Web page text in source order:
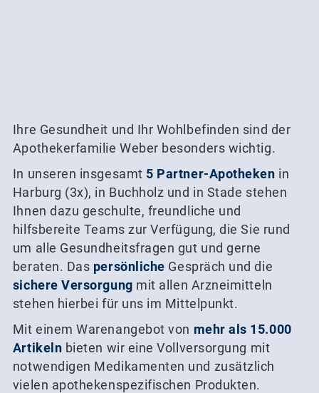
Ihre Gesundheit und Ihr Wohlbefinden sind der
Apothekerfamilie Weber besonders wichtig.
In unseren insgesamt 5 Partner-Apotheken in
Harburg (3x), in Buchholz und in Stade stehen
Ihnen dazu geschulte, freundliche und
hilfsbereite Teams zur Verfügung, die Sie rund
um alle Gesundheitsfragen gut und gerne
beraten. Das persönliche Gespräch und die
sichere Versorgung mit allen Arzneimitteln
stehen hierbei für uns im Mittelpunkt.
Mit einem Warenangebot von mehr als 15.000
Artikeln bieten wir eine Vollversorgung mit
notwendigen Medikamenten und zusätzlich
vielen apothekenspezifischen Produkten.